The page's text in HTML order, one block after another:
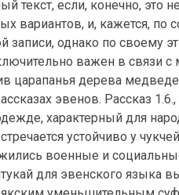
текст, если, конечно, это
вариантов, и, кажется,
записи, однако по своему
важен в связи
царапанья дерева
эвенов. Рассказ
характерный для
устойчиво у
военные и
для эвенского языка